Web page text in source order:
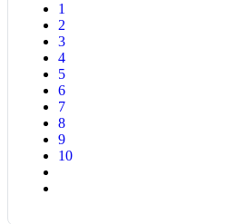
1
2
3
4
5
6
7
8
9
10